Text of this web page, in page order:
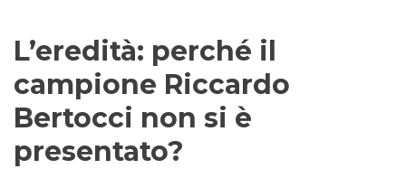
L’eredità: perché il
campione Riccardo
Bertocci non si è
presentato?